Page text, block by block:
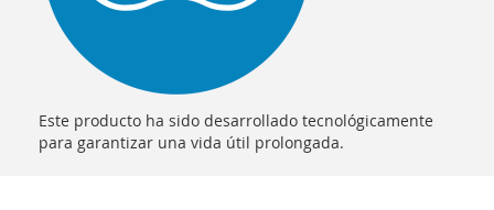
Este producto ha sido desarrollado tecnológicamente
para garantizar una vida útil prolongada.